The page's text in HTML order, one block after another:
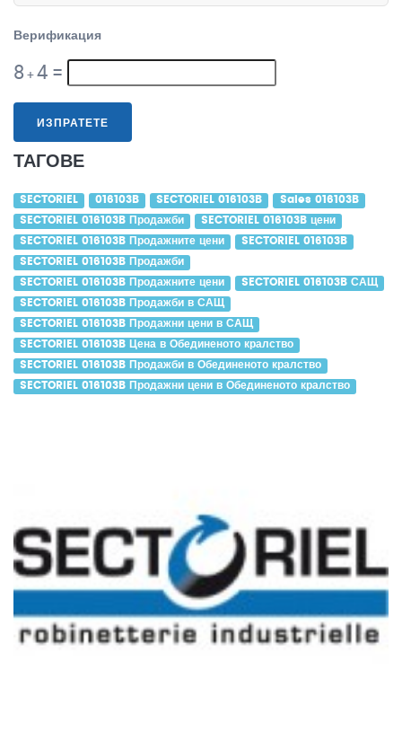
Верификация
8 +4 =
ИЗПРАТЕТЕ
ТАГОВЕ
SECTORIEL 016103B SECTORIEL 016103B Sales 016103B
SECTORIEL 016103B Продажби SECTORIEL 016103B цени
SECTORIEL 016103B Продажните цени SECTORIEL 016103B
SECTORIEL 016103B Продажби
SECTORIEL 016103B Продажните цени SECTORIEL 016103B САЩ
SECTORIEL 016103B Продажби в САЩ
SECTORIEL 016103B Продажни цени в САЩ
SECTORIEL 016103B Цена в Обединеното кралство
SECTORIEL 016103B Продажби в Обединеното кралство
SECTORIEL 016103B Продажни цени в Обединеното кралство